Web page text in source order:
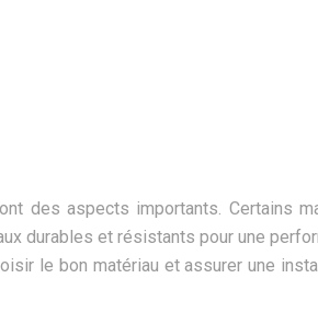
des aspects importants. Certains
durables et résistants pour une
le bon matériau et assurer une